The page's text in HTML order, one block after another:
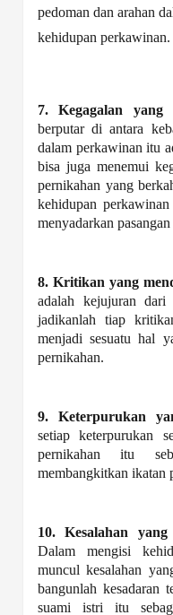
pedoman dan arahan
kehidupan perkawinan.
7. Kegagalan yang
berputar di antara
dalam perkawinan itu
bisa juga menemui
pernikahan yang
kehidupan
menyadarkan
8. Kritikan yang
adalah kejujuran dari
jadikanlah tiap
menjadi sesuatu hal
pernikahan.
9. Keterpurukan
setiap keterpurukan
pernikahan itu
membangkitkan ikatan
10. Kesalahan
Dalam mengisi
muncul kesalahan
bangunlah kesadaran
suami istri itu